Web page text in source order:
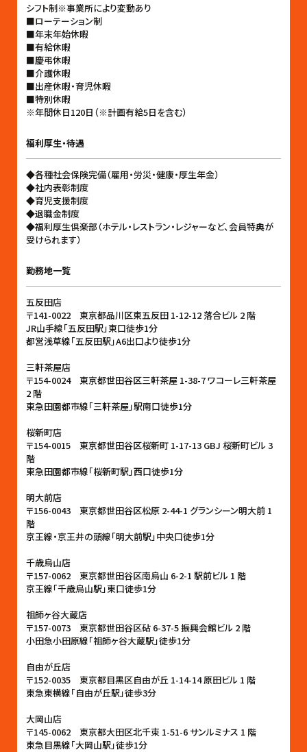
シフト制※事業所により変動あり
■ローテーション制
■年末年始休暇
■有給休暇
■慶弔休暇
■介護休暇
■出産休暇・育児休暇
■特別休暇
※年間休日120日（※計画有給5日を含む）
福利厚生・待遇
◆各種社会保険完備（雇用・労災・健康・厚生年金）
◆社内表彰制度
◆育児支援制度
◆退職金制度
◆福利厚生倶楽部（ホテル・レストラン・レジャーなど、会員特典が
受けられます）
勤務地一覧
五反田店
〒141-0022 東京都品川区東五反田 1-12-12 落合ビル 2 階
JR山手線「五反田駅」東口徒歩1分
都営浅草線「五反田駅」A6出口より徒歩1分
三軒茶屋店
〒154-0024 東京都世田谷区三軒茶屋 1-38-7 ワコーレ三軒茶屋
2 階
東急田園都市線「三軒茶屋」駅南口徒歩1分
桜新町店
〒154-0015 東京都世田谷区桜新町 1-17-13 GBJ 桜新町ビル 3
階
東急田園都市線「桜新町駅」西口徒歩1分
明大前店
〒156-0043 東京都世田谷区松原 2-44-1 グランシーン明大前 1
階
京王線・京王井の頭線「明大前駅」中央口徒歩1分
千歳烏山店
〒157-0062 東京都世田谷区南烏山 6-2-1 駅前ビル 1 階
京王線｢千歳烏山駅」東口徒歩1分
祖師ヶ谷大蔵店
〒157-0073 東京都世田谷区砧 6-37-5 振興会館ビル 2 階
小田急小田原線「祖師ヶ谷大蔵駅」徒歩1分
自由が丘店
〒152-0035 東京都目黒区自由が丘 1-14-14 原田ビル 1 階
東急東横線「自由が丘駅」徒歩3分
大岡山店
〒145-0062 東京都大田区北千束 1-51-6 サンルミナス 1 階
東急目黒線「大岡山駅」徒歩1分